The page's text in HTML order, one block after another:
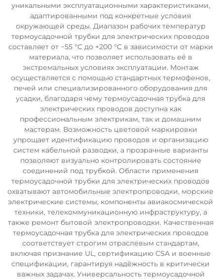
уникальными эксплуатационными характеристиками,
адаптированными под конкретные условия
окружающей среды. Диапазон рабочих температур
термоусадочной трубки для электрических проводов
составляет от −55 °C до +200 °C в зависимости от марки
материала, что позволяет использовать её в
экстремальных условиях эксплуатации. Монтаж
осуществляется с помощью стандартных термофенов,
печей или специализированного оборудования для
усадки, благодаря чему термоусадочная трубка для
электрических проводов доступна как
профессиональным электрикам, так и домашним
мастерам. Возможность цветовой маркировки
упрощает идентификацию проводов и организацию
систем кабельной разводки, а прозрачные варианты
позволяют визуально контролировать состояние
соединений под трубкой. Области применения
термоусадочной трубки для электрических проводов
охватывают автомобильные электропроводки, морские
электрические системы, компоненты авиакосмической
техники, телекоммуникационную инфраструктуру, а
также ремонт бытовой электропроводки. Качественная
термоусадочная трубка для электрических проводов
соответствует строгим отраслевым стандартам,
включая признание UL, сертификацию CSA и военные
спецификации, гарантируя надёжность в критически
важных задачах. Универсальность термоусадочной